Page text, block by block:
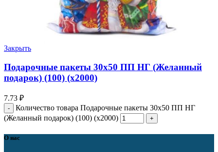
Закрыть
Подарочные пакеты 30х50 ПП НГ (Желанный
подарок) (100) (х2000)
7.73 ₽
Количество товара Подарочные пакеты 30х50 ПП НГ
(Желанный подарок) (100) (х2000)
О нас